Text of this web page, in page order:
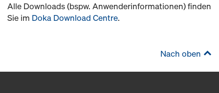
Alle Downloads (bspw. Anwenderinformationen) finden
Sie im Doka Download Centre.
Nach oben